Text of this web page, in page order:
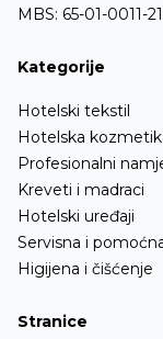
MBS: 65-01-0011-21
Kategorije
Hotelski tekstil
Hotelska
Profesionalni
Kreveti i madraci
Hotelski uređaji
Servisna i
Higijena i čišćenje
Stranice